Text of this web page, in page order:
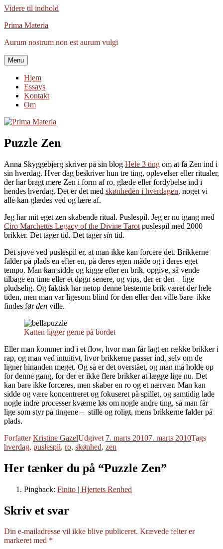
Videre til indhold
Prima Materia
Aurum nostrum non est aurum vulgi
Menu
Hjem
Essays
Kontakt
Om
Puzzle Zen
Anna Skyggebjerg skriver på sin blog Hele 3 ting om at få Zen ind i
sin hverdag. Hver dag beskriver hun tre ting, oplevelser eller ritualer,
der har bragt mere Zen i form af ro, glæde eller fordybelse ind i
hendes hverdag. Det er det med skønheden i hverdagen, noget vi
alle kan glædes ved og lære af.
Jeg har mit eget zen skabende ritual. Puslespil. Jeg er nu igang med
Ciro Marchettis Legacy of the Divine Tarot puslespil med 2000
brikker. Det tager tid. Det tagersin tid.
Det sjove ved puslespil er, at man ikke kan forcere det. Brikkerne
falder på plads en efter en, på deres egen måde og i deres eget
tempo. Man kan sidde og kigge efter en brik, opgive, så vende
tilbage en time eller et døgn senere, og vips, der er den – lige
pludselig. Og faktisk har netop denne bestemte brik været der hele
tiden, men man var ligesom blind for den eller den ville bare ikke
findes førden ville.
Katten ligger gerne på bordet
Eller man kommer ind i et flow, hvor man får lagt en række brikker i
rap, og man ved intuitivt, hvor brikkerne passer ind, selv om de
ligner hinanden meget. Og så er det overstået, og man må holde op
for denne gang, for der er ikke flere brikker at lægge lige nu. Det
kan bare ikke forceres, men skaber en ro og et nærvær. Man kan
sidde og være koncentreret og fokuseret på spillet, og samtidig lade
nogle indre processer kværne løs om nogle andre ting, så man får
lige som styr på tingene – stille og roligt, mens brikkerne falder på
plads.
ForfatterKristine GazelUdgivet 7. marts 20107. marts 2010Tags
hverdag, puslespil, ro, skønhed, zen
Her tænker du på “Puzzle Zen”
Pingback: Finito | Hjertets Renhed
Skriv et svar
Din e-mailadresse vil ikke blive publiceret. Krævede felter er
markeret med *